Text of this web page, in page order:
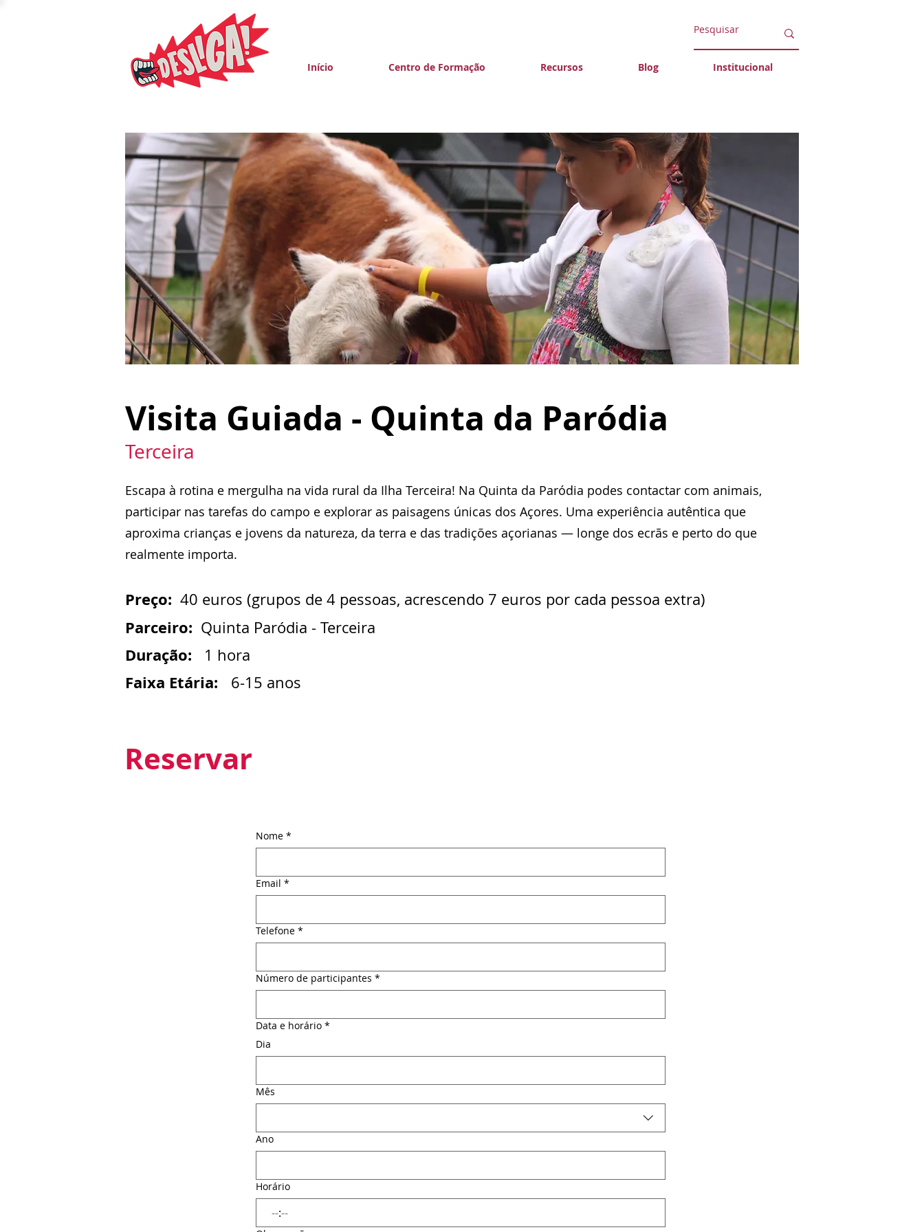
Início Centro de Formação Recursos Blog Institucional
Visita Guiada - Quinta da Paródia
Terceira
Escapa à rotina e mergulha na vida rural da Ilha Terceira! Na Quinta da Paródia podes contactar com animais,
participar nas tarefas do campo e explorar as paisagens únicas dos Açores. Uma experiência autêntica que
aproxima crianças e jovens da natureza, da terra e das tradições açorianas — longe dos ecrãs e perto do que
realmente importa.
Preço: 40 euros (grupos de 4 pessoas, acrescendo 7 euros por cada pessoa extra)
Parceiro: Quinta Paródia - Terceira
Duração: 1 hora
Faixa Etária: 6-15 anos
Reservar
Nome *
Email *
Telefone *
Número de participantes *
Data e horário *
Dia
Mês
Ano
Horário
: